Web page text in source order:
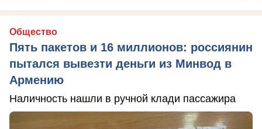
Общество
Пять пакетов и 16 миллионов: россиянин
пытался вывезти деньги из Минвод в
Армению
Наличность нашли в ручной клади пассажира